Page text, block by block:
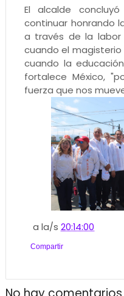
El alcalde
continuar honrando
a través de la labor
cuando el magisterio
cuando la
fortalece México,
fuerza que nos
a la/s20:14:00
Compartir